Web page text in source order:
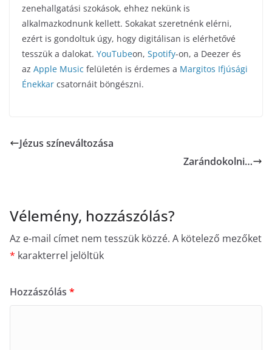
zenehallgatási szokások, ehhez nekünk is
alkalmazkodnunk kellett. Sokakat szeretnénk elérni,
ezért is gondoltuk úgy, hogy digitálisan is elérhetővé
tesszük a dalokat. YouTubeon, Spotify-on, a Deezer és
az Apple Music felületén is érdemes a Margitos Ifjúsági
Énekkar csatornáit böngészni.
Jézus színeváltozása
Zarándokolni…
Vélemény, hozzászólás?
Az e-mail címet nem tesszük közzé. A kötelező mezőket
* karakterrel jelöltük
Hozzászólás *